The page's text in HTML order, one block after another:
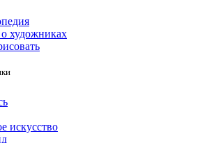
художниках
искусство